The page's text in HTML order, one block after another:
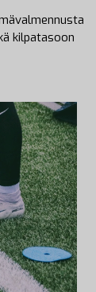
kilpatasoon